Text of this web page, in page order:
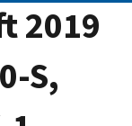
2019
S,